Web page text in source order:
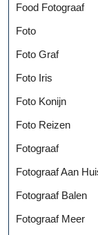
Food Fotograaf
Foto
Foto Graf
Foto Iris
Foto Konijn
Foto Reizen
Fotograaf
Fotograaf Aan
Fotograaf Balen
Fotograaf Meer